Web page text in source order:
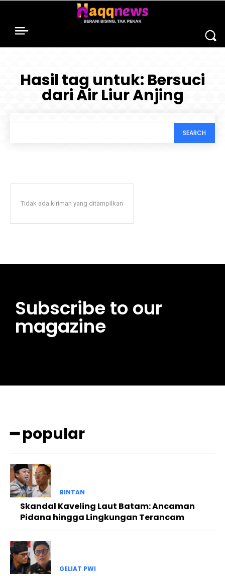
Hasil tag untuk: Bersuci
dari Air Liur Anjing
SEARCH
Tidak ada kiriman yang ditampilkan
Subscribe to our
magazine
━ popular
BINTAN
Skandal Kaveling Laut Batam: Ancaman
Pidana hingga Lingkungan Terancam
GELIAT PWI